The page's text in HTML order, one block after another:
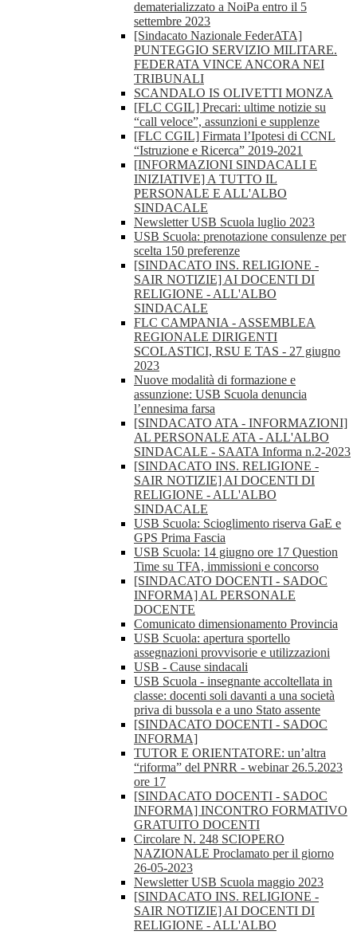
dematerializzato a NoiPa entro il 5
settembre 2023
[Sindacato Nazionale FederATA]
PUNTEGGIO SERVIZIO MILITARE.
FEDERATA VINCE ANCORA NEI
TRIBUNALI
SCANDALO IS OLIVETTI MONZA
[FLC CGIL] Precari: ultime notizie su
“call veloce”, assunzioni e supplenze
[FLC CGIL] Firmata l’Ipotesi di CCNL
“Istruzione e Ricerca” 2019-2021
[INFORMAZIONI SINDACALI E
INIZIATIVE] A TUTTO IL
PERSONALE E ALL'ALBO
SINDACALE
Newsletter USB Scuola luglio 2023
USB Scuola: prenotazione consulenze per
scelta 150 preferenze
[SINDACATO INS. RELIGIONE -
SAIR NOTIZIE] AI DOCENTI DI
RELIGIONE - ALL'ALBO
SINDACALE
FLC CAMPANIA - ASSEMBLEA
REGIONALE DIRIGENTI
SCOLASTICI, RSU E TAS - 27 giugno
2023
Nuove modalità di formazione e
assunzione: USB Scuola denuncia
l’ennesima farsa
[SINDACATO ATA - INFORMAZIONI]
AL PERSONALE ATA - ALL'ALBO
SINDACALE - SAATA Informa n.2-2023
[SINDACATO INS. RELIGIONE -
SAIR NOTIZIE] AI DOCENTI DI
RELIGIONE - ALL'ALBO
SINDACALE
USB Scuola: Scioglimento riserva GaE e
GPS Prima Fascia
USB Scuola: 14 giugno ore 17 Question
Time su TFA, immissioni e concorso
[SINDACATO DOCENTI - SADOC
INFORMA] AL PERSONALE
DOCENTE
Comunicato dimensionamento Provincia
USB Scuola: apertura sportello
assegnazioni provvisorie e utilizzazioni
USB - Cause sindacali
USB Scuola - insegnante accoltellata in
classe: docenti soli davanti a una società
priva di bussola e a uno Stato assente
[SINDACATO DOCENTI - SADOC
INFORMA]
TUTOR E ORIENTATORE: un’altra
“riforma” del PNRR - webinar 26.5.2023
ore 17
[SINDACATO DOCENTI - SADOC
INFORMA] INCONTRO FORMATIVO
GRATUITO DOCENTI
Circolare N. 248 SCIOPERO
NAZIONALE Proclamato per il giorno
26-05-2023
Newsletter USB Scuola maggio 2023
[SINDACATO INS. RELIGIONE -
SAIR NOTIZIE] AI DOCENTI DI
RELIGIONE - ALL'ALBO